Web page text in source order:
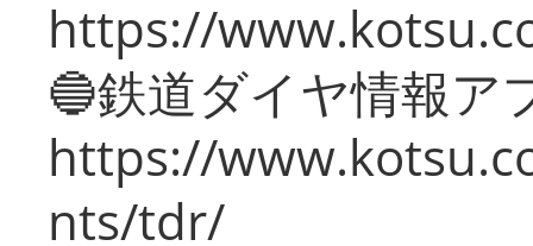
https://
🔵鉄道ダイヤ情報ア
https://
nts/tdr/